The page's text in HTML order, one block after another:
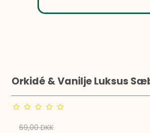
Orkidé & Vanilje Luksus
69,00 DKK